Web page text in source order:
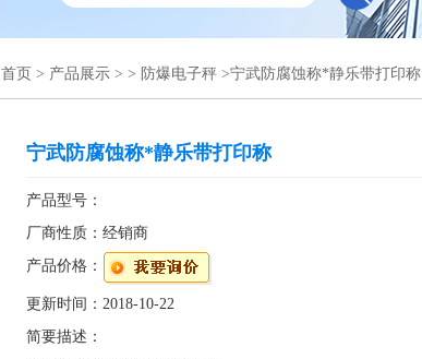
首页 > 产品展示 > > 防爆电子秤 >宁武防腐蚀称*静乐带打印称
宁武防腐蚀称*静乐带打印称
产品型号：
厂商性质：经销商
产品价格：
更新时间：2018-10-22
简要描述：